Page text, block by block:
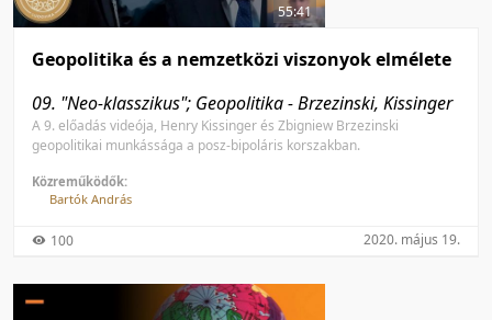
55:41
Geopolitika és a nemzetközi viszonyok elmélete
09. "Neo-klasszikus"­; Geopolitika - Brzezinski, Kissinger
A 9. előadás videója, Henry Kissinger és Zbigniew Brzezinski
geopolitikai munkássága a posz-bipoláris korszakban.
Közreműködők:
Bartók András
100 2020. május 19.